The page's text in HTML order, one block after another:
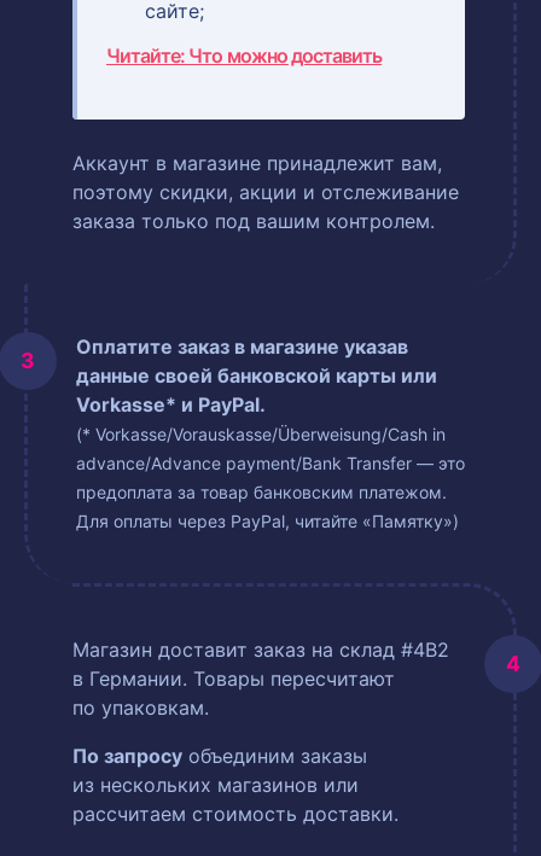
сайте;
Читайте: Что можно доставить
Аккаунт в магазине принадлежит вам,
поэтому скидки, акции и отслеживание
заказа только под вашим контролем.
Оплатите заказ в магазине указав
данные своей банковской карты или
Vorkasse* и PayPal.
(* Vorkasse/Vorauskasse/Überweisung/Cash in
advance/Advance payment/Bank Transfer — это
предоплата за товар банковским платежом.
Для оплаты через PayPal, читайте «Памятку»)
Магазин доставит заказ на склад #4B2
в Германии. Товары пересчитают
по упаковкам.
По запросу объединим заказы
из нескольких магазинов или
рассчитаем стоимость доставки.